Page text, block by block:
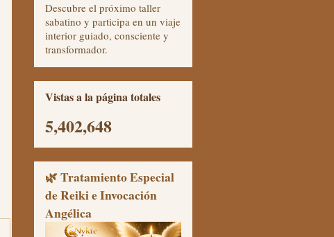
Descubre el próximo taller
sabatino y participa en un viaje
interior guiado, consciente y
transformador.
Vistas a la página totales
5,402,648
🌿 Tratamiento Especial
de Reiki e Invocación
Angélica